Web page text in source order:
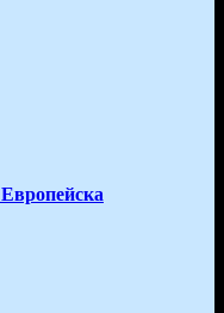
Европейска